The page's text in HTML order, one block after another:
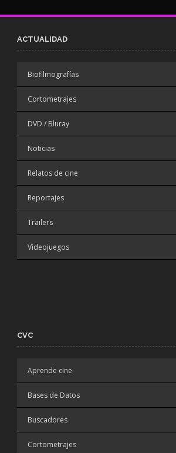
ACTUALIDAD
Biofilmografías
Cortometrajes
DVD / Bluray
Noticias
Relatos de cine
Reportajes
Trailers
Videojuegos
CVC
Aprende cine
Bases de Datos
Buscadores
Cortometrajes